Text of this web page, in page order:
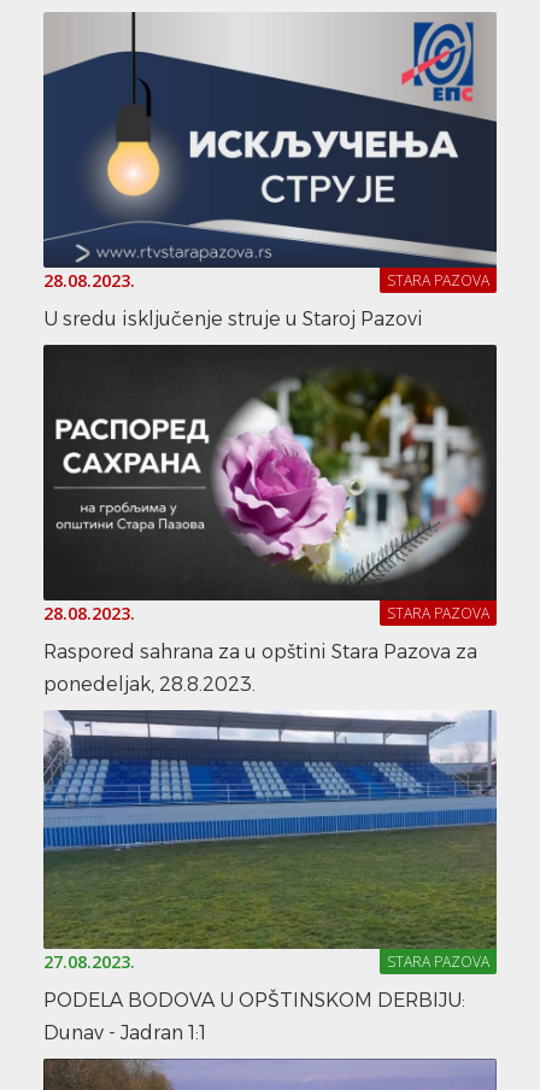
28.08.2023. STARA PAZOVA
U sredu isključenje struje u Staroj Pazovi
28.08.2023. STARA PAZOVA
Raspored sahrana za u opštini Stara Pazova za
ponedeljak, 28.8.2023.
27.08.2023. STARA PAZOVA
PODELA BODOVA U OPŠTINSKOM DERBIJU:
Dunav - Jadran 1:1